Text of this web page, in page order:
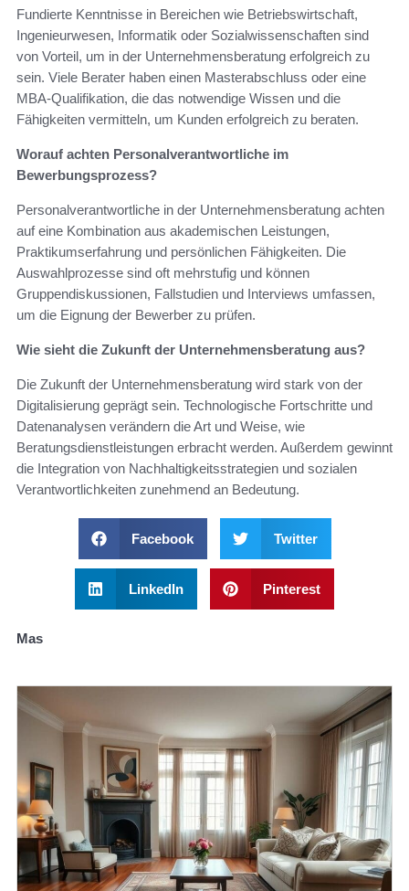
Fundierte Kenntnisse in Bereichen wie Betriebswirtschaft,
Ingenieurwesen, Informatik oder Sozialwissenschaften sind
von Vorteil, um in der Unternehmensberatung erfolgreich zu
sein. Viele Berater haben einen Masterabschluss oder eine
MBA-Qualifikation, die das notwendige Wissen und die
Fähigkeiten vermitteln, um Kunden erfolgreich zu beraten.
Worauf achten Personalverantwortliche im
Bewerbungsprozess?
Personalverantwortliche in der Unternehmensberatung achten
auf eine Kombination aus akademischen Leistungen,
Praktikumserfahrung und persönlichen Fähigkeiten. Die
Auswahlprozesse sind oft mehrstufig und können
Gruppendiskussionen, Fallstudien und Interviews umfassen,
um die Eignung der Bewerber zu prüfen.
Wie sieht die Zukunft der Unternehmensberatung aus?
Die Zukunft der Unternehmensberatung wird stark von der
Digitalisierung geprägt sein. Technologische Fortschritte und
Datenanalysen verändern die Art und Weise, wie
Beratungsdienstleistungen erbracht werden. Außerdem gewinnt
die Integration von Nachhaltigkeitsstrategien und sozialen
Verantwortlichkeiten zunehmend an Bedeutung.
Facebook Twitter
LinkedIn Pinterest
Mas